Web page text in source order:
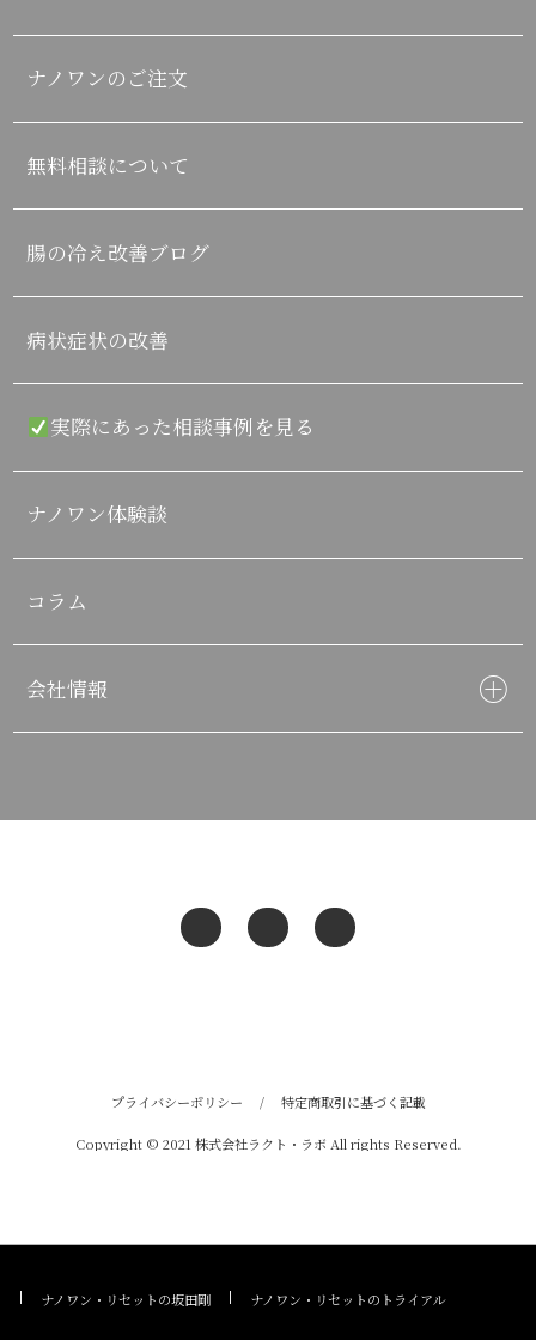
ナノワンのご注文
無料相談について
腸の冷え改善ブログ
病状症状の改善
実際にあった相談事例を見る
ナノワン体験談
コラム
会社情報
プライバシーポリシー / 特定商取引に基づく記載
Copyright © 2021 株式会社ラクト・ラボ All rights Reserved.
ナノワン・リセットの坂田剛 ナノワン・リセットのトライアル